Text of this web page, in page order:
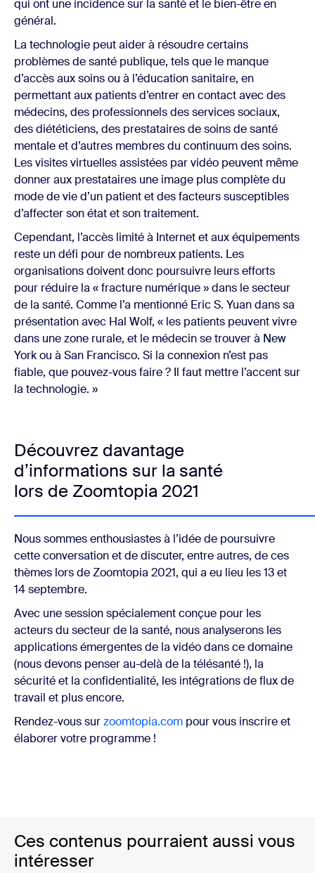
qui ont une incidence sur la santé et le bien-être en
général.
La technologie peut aider à résoudre certains
problèmes de santé publique, tels que le manque
d’accès aux soins ou à l’éducation sanitaire, en
permettant aux patients d’entrer en contact avec des
médecins, des professionnels des services sociaux,
des diététiciens, des prestataires de soins de santé
mentale et d’autres membres du continuum des soins.
Les visites virtuelles assistées par vidéo peuvent même
donner aux prestataires une image plus complète du
mode de vie d’un patient et des facteurs susceptibles
d’affecter son état et son traitement.
Cependant, l’accès limité à Internet et aux équipements
reste un défi pour de nombreux patients. Les
organisations doivent donc poursuivre leurs efforts
pour réduire la « fracture numérique » dans le secteur
de la santé. Comme l’a mentionné Eric S. Yuan dans sa
présentation avec Hal Wolf, « les patients peuvent vivre
dans une zone rurale, et le médecin se trouver à New
York ou à San Francisco. Si la connexion n’est pas
fiable, que pouvez-vous faire ? Il faut mettre l’accent sur
la technologie. »
Découvrez davantage
d’informations sur la santé
lors de Zoomtopia 2021
Nous sommes enthousiastes à l’idée de poursuivre
cette conversation et de discuter, entre autres, de ces
thèmes lors de Zoomtopia 2021, qui a eu lieu les 13 et
14 septembre.
Avec une session spécialement conçue pour les
acteurs du secteur de la santé, nous analyserons les
applications émergentes de la vidéo dans ce domaine
(nous devons penser au-delà de la télésanté !), la
sécurité et la confidentialité, les intégrations de flux de
travail et plus encore.
Rendez-vous surzoomtopia.com pour vous inscrire et
élaborer votre programme !
Ces contenus pourraient aussi vous
intéresser